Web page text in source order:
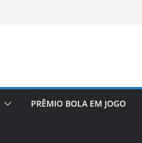
PRÊMIO BOLA EM JOGO